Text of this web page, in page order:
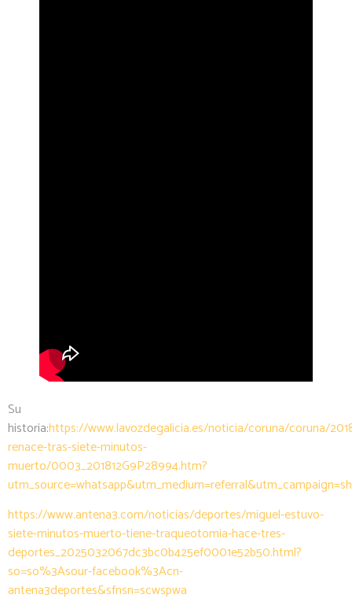
Su
historia:https://www.lavozdegalicia.es/noticia/coruna/coruna/
renace-tras-siete-minutos-
muerto/0003_201812G9P28994.htm?
https://www.antena3.com/noticias/deportes/miguel-estuvo-
siete-minutos-muerto-tiene-traqueotomia-hace-tres-
deportes_2025032067dc3bc0b425ef0001e52b50.html?
so=so%3Asour-facebook%3Acn-
antena3deportes&sfnsn=scwspwa